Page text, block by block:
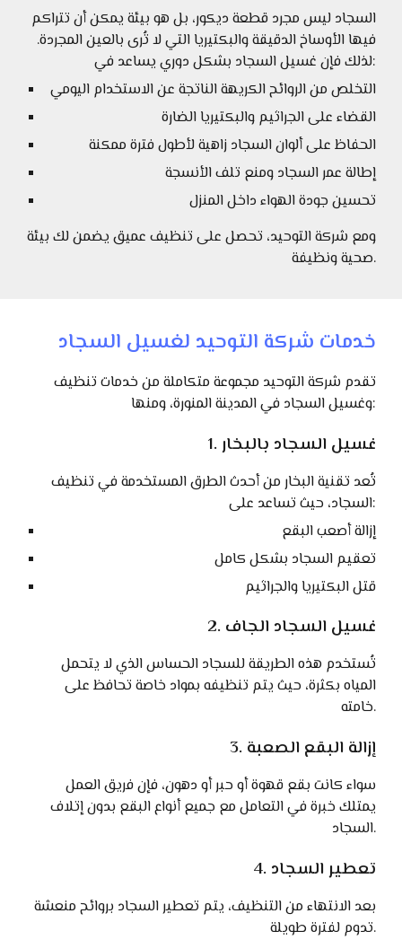
السجاد ليس مجرد قطعة ديكور، بل هو بيئة يمكن أن تتراكم
فيها الأوساخ الدقيقة والبكتيريا التي لا تُرى بالعين المجردة.
لذلك فإن غسيل السجاد بشكل دوري يساعد في:
التخلص من الروائح الكريهة الناتجة عن الاستخدام اليومي
القضاء على الجراثيم والبكتيريا الضارة
الحفاظ على ألوان السجاد زاهية لأطول فترة ممكنة
إطالة عمر السجاد ومنع تلف الأنسجة
تحسين جودة الهواء داخل المنزل
ومع شركة التوحيد، تحصل على تنظيف عميق يضمن لك بيئة
صحية ونظيفة.
خدمات شركة التوحيد لغسيل السجاد
تقدم شركة التوحيد مجموعة متكاملة من خدمات تنظيف
وغسيل السجاد في المدينة المنورة، ومنها:
1. غسيل السجاد بالبخار
تُعد تقنية البخار من أحدث الطرق المستخدمة في تنظيف
السجاد، حيث تساعد على:
إزالة أصعب البقع
تعقيم السجاد بشكل كامل
قتل البكتيريا والجراثيم
2. غسيل السجاد الجاف
تُستخدم هذه الطريقة للسجاد الحساس الذي لا يتحمل
المياه بكثرة، حيث يتم تنظيفه بمواد خاصة تحافظ على
خامته.
3. إزالة البقع الصعبة
سواء كانت بقع قهوة أو حبر أو دهون، فإن فريق العمل
يمتلك خبرة في التعامل مع جميع أنواع البقع بدون إتلاف
السجاد.
4. تعطير السجاد
بعد الانتهاء من التنظيف، يتم تعطير السجاد بروائح منعشة
تدوم لفترة طويلة.